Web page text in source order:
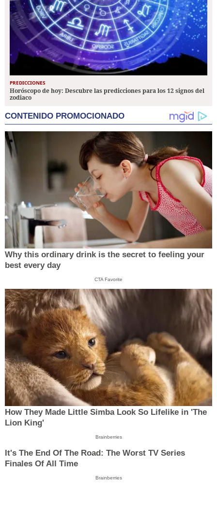
PREDICCIONES
Horóscopo de hoy: Descubre las predicciones para los 12 signos del
zodiaco
CONTENIDO PROMOCIONADO
Why this ordinary drink is the secret to feeling your
best every day
CTA Favorite
How They Made Little Simba Look So Lifelike in 'The
Lion King'
Brainberries
It's The End Of The Road: The Worst TV Series
Finales Of All Time
Brainberries